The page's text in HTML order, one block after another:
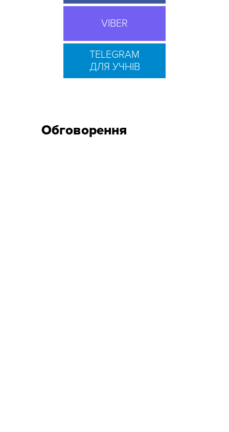
VIBER
TELEGRAM
ДЛЯ УЧНІВ
Обговорення